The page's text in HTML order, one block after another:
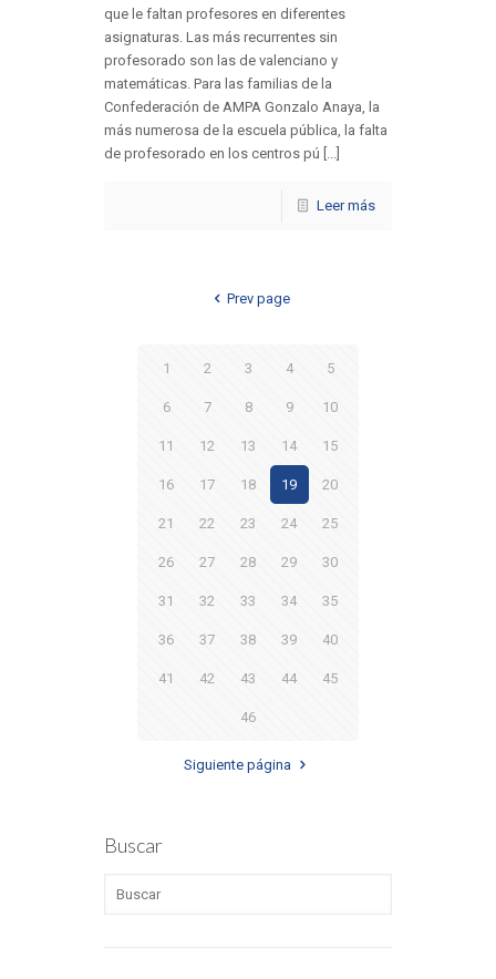
que le faltan profesores en diferentes
asignaturas. Las más recurrentes sin
profesorado son las de valenciano y
matemáticas. Para las familias de la
Confederación de AMPA Gonzalo Anaya, la
más numerosa de la escuela pública, la falta
de profesorado en los centros pú [...]
Leer más
Prev page
1 2 3 4 5
6 7 8 9 10
11 12 13 14 15
16 17 18 19 20
21 22 23 24 25
26 27 28 29 30
31 32 33 34 35
36 37 38 39 40
41 42 43 44 45
46
Siguiente página
Buscar